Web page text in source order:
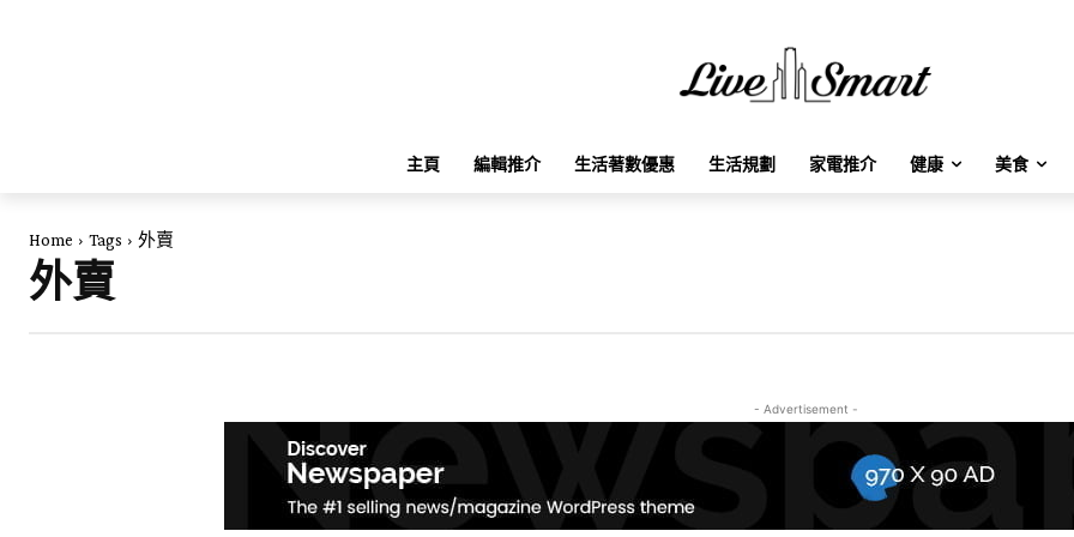
主頁 編輯推介 生活著數優惠 生活規劃 家電推介 健康 美食
Home Tags 外賣
外賣
- Advertisement -